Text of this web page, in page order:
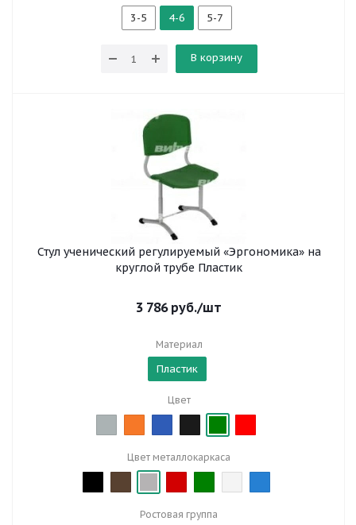
3-5 4-6 5-7
В корзину
Стул ученический регулируемый «Эргономика» на
круглой трубе Пластик
3 786руб./шт
Материал
Пластик
Цвет
Цвет металлокаркаса
Ростовая группа